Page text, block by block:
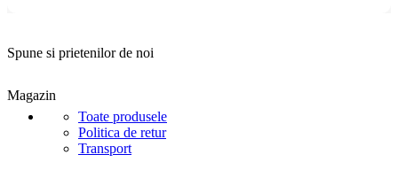
Spune si prietenilor de noi
Magazin
Toate produsele
Politica de retur
Transport